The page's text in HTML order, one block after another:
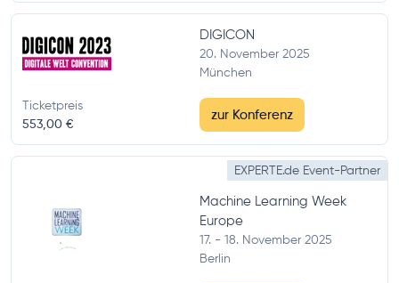
DIGICON
20. November 2025
München
Ticketpreis
553,00 €
zur Konferenz
EXPERTE.de Event-Partner
Machine Learning Week
Europe
17. - 18. November 2025
Berlin